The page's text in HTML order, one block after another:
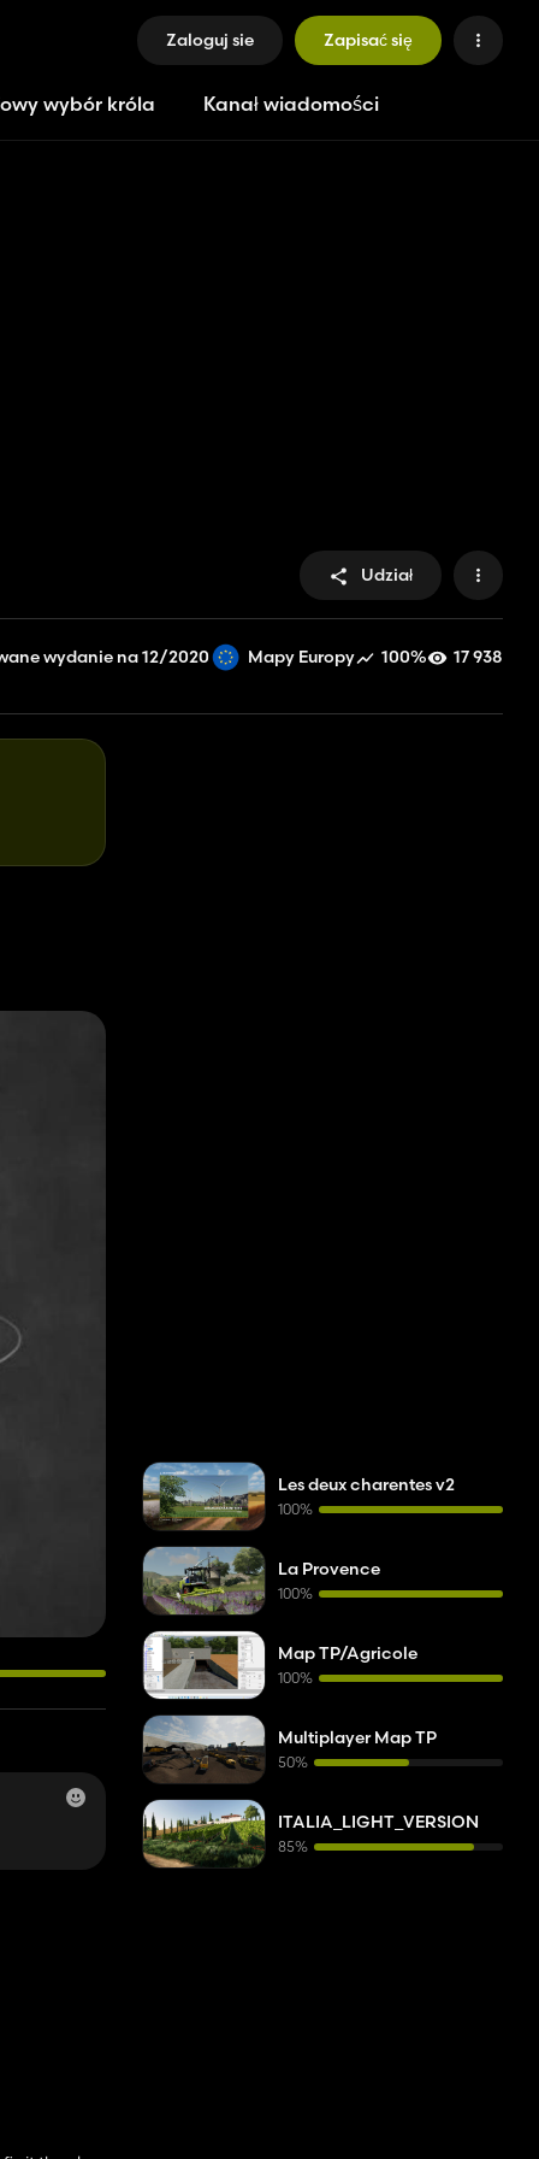
Zaloguj sie Zapisać się
wybór króla Kanał wiadomości
Udział
wydanie na 12/2020 Mapy Europy 100% 17 938
Les deux charentes v2
100%
La Provence
100%
Map TP/Agricole
100%
Multiplayer Map TP
50%
ITALIA_LIGHT_VERSION
85%